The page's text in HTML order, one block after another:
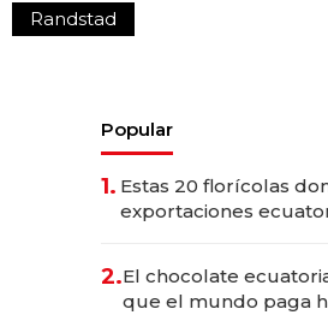
Randstad
Popular
1. Estas 20 florícolas
exportaciones
2.El chocolate
que el mundo paga